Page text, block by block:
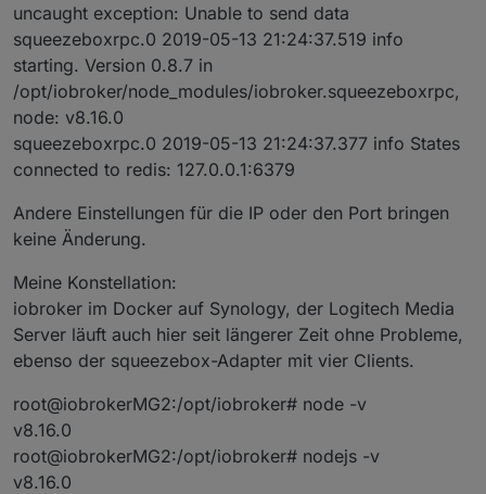
uncaught exception: Unable to send data
squeezeboxrpc.0 2019-05-13 21:24:37.519 info
starting. Version 0.8.7 in
/opt/iobroker/node_modules/iobroker.squeezeboxrpc,
node: v8.16.0
squeezeboxrpc.0 2019-05-13 21:24:37.377 info States
connected to redis: 127.0.0.1:6379
Andere Einstellungen für die IP oder den Port bringen
keine Änderung.
Meine Konstellation:
iobroker im Docker auf Synology, der Logitech Media
Server läuft auch hier seit längerer Zeit ohne Probleme,
ebenso der squeezebox-Adapter mit vier Clients.
root@iobrokerMG2:/opt/iobroker# node -v
v8.16.0
root@iobrokerMG2:/opt/iobroker# nodejs -v
v8.16.0